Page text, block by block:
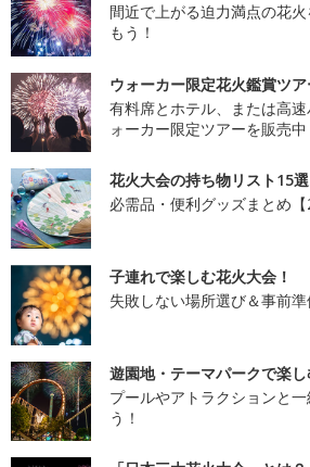
間近で上がる迫力満点の花
もう！
ウォーカー限定花火鑑賞ツ
有料席とホテル、または高
ォーカー限定ツアーを販売中
花火大会の持ち物リスト15選
必需品・便利グッズまとめ【
子連れで楽しむ花火大会！
失敗しない場所選び＆事前準
遊園地・テーマパークで楽し
プールやアトラクションと
う！